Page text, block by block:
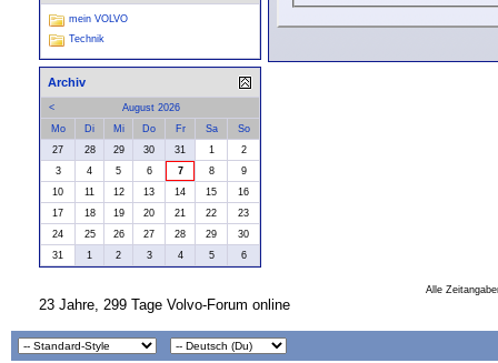
mein VOLVO
Technik
Archiv
<
August 2026
Mo
Di Mi Do Fr Sa
So
27
28 29 30 31 1
2
3
4 5 6 7 8
9
10
11 12 13 14 15
16
17
18 19 20 21 22
23
24
25 26 27 28 29
30
31
1 2 3 4 5 6
Alle
23 Jahre, 299 Tage Volvo-Forum online